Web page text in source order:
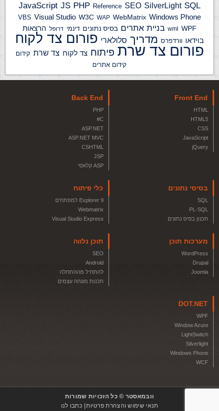
JavaScript JS PHP Reference SEO SilverLight SQL
VBS Visual Studio W3C WAP WebMatrix Windows Phone
wml WPF בניית אתרים בסיס נתונים דינמי דרופל הרצאות
בוידאו וורדפרס מדריך סלולארי פורום צד לקוח
פורום צד שרת פיתוח צד לקוח צד שרת קידום
קידום אתרים
Front End
HTML
HTML5
CSS
JavaScript
jQuery
Back End
PHP
C#
ASP.NET
ASP.NET MVC
CSHTML
JSP
ASP קלאסי
בסיסי נתונים
SQL
PL-SQL
תכנון בסיס נתונים
כלי פיתוח
Explorer 9 למפתחים
Webmatrix
Visual Studio Express
מערכות תוכן
WordPress
Drupal
Joomla
תוכן נלווה
SEO
Android
להתחיל מההתחלה
תכנות מונחה עצמים
DOT.NET
WPF
Window Azure
LightSwitch
Silverlight
Windows Phone
WCF
וובמאסטר © כל הזכויות שמורות
תנאי שימוש והצהרת פרטיות כתבו לנו